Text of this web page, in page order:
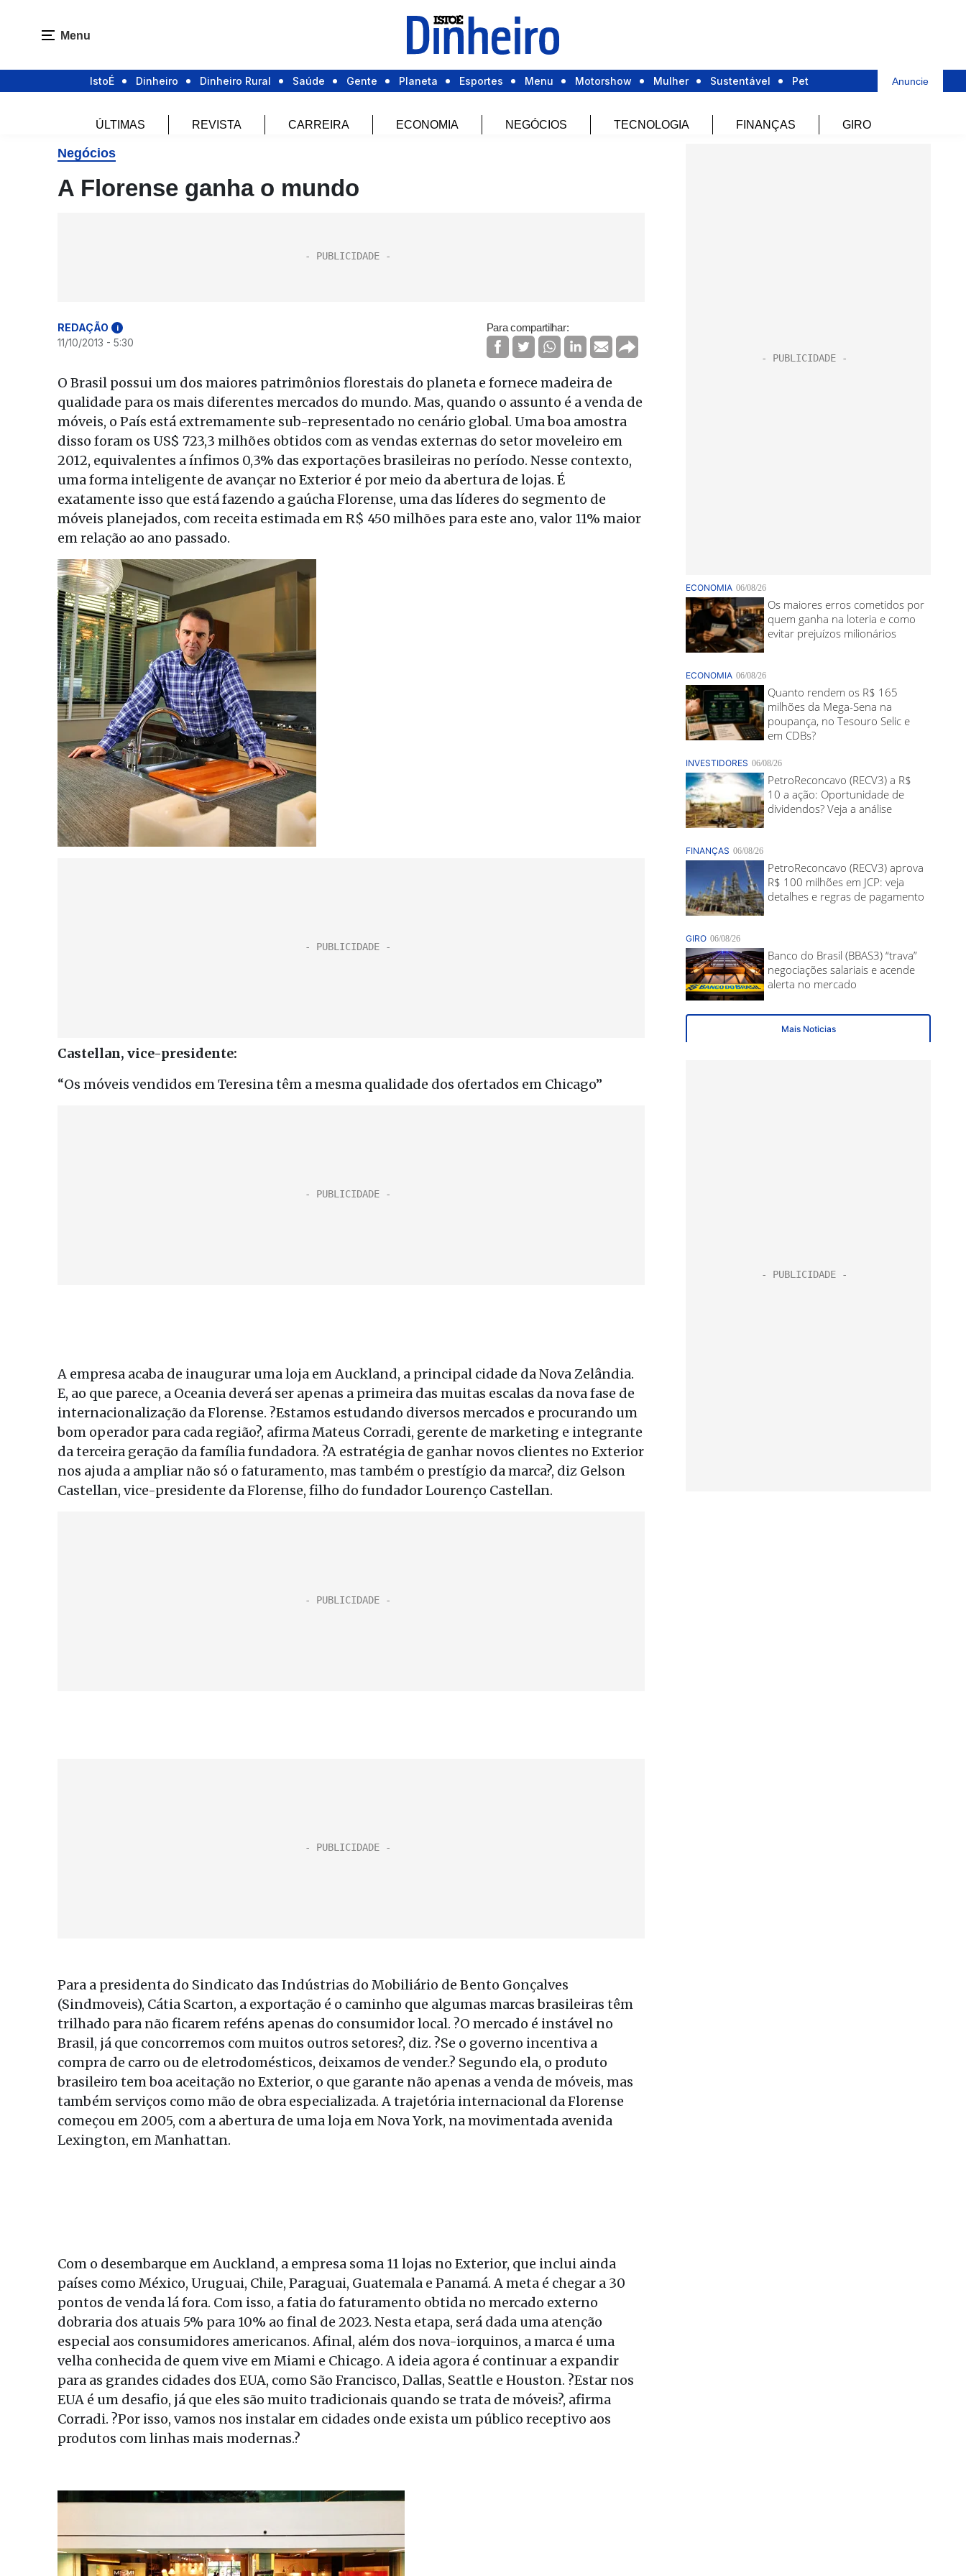
Menu
IstoÉ Dinheiro Dinheiro Rural Saúde Gente Planeta Esportes Menu Motorshow Mulher Sustentável Pet Anuncie
ÚLTIMAS REVISTA CARREIRA ECONOMIA NEGÓCIOS TECNOLOGIA FINANÇAS GIRO
Negócios
A Florense ganha o mundo
REDAÇÃO i
11/10/2013 - 5:30
Para compartilhar:
O Brasil possui um dos maiores patrimônios florestais do planeta e fornece madeira de
qualidade para os mais diferentes mercados do mundo. Mas, quando o assunto é a venda de
móveis, o País está extremamente sub-representado no cenário global. Uma boa amostra
disso foram os US$ 723,3 milhões obtidos com as vendas externas do setor moveleiro em
2012, equivalentes a ínfimos 0,3% das exportações brasileiras no período. Nesse contexto,
uma forma inteligente de avançar no Exterior é por meio da abertura de lojas. É
exatamente isso que está fazendo a gaúcha Florense, uma das líderes do segmento de
móveis planejados, com receita estimada em R$ 450 milhões para este ano, valor 11% maior
em relação ao ano passado.
Castellan, vice-presidente:
“Os móveis vendidos em Teresina têm a mesma qualidade dos ofertados em Chicago”
A empresa acaba de inaugurar uma loja em Auckland, a principal cidade da Nova Zelândia.
E, ao que parece, a Oceania deverá ser apenas a primeira das muitas escalas da nova fase de
internacionalização da Florense. ?Estamos estudando diversos mercados e procurando um
bom operador para cada região?, afirma Mateus Corradi, gerente de marketing e integrante
da terceira geração da família fundadora. ?A estratégia de ganhar novos clientes no Exterior
nos ajuda a ampliar não só o faturamento, mas também o prestígio da marca?, diz Gelson
Castellan, vice-presidente da Florense, filho do fundador Lourenço Castellan.
Para a presidenta do Sindicato das Indústrias do Mobiliário de Bento Gonçalves
(Sindmoveis), Cátia Scarton, a exportação é o caminho que algumas marcas brasileiras têm
trilhado para não ficarem reféns apenas do consumidor local. ?O mercado é instável no
Brasil, já que concorremos com muitos outros setores?, diz. ?Se o governo incentiva a
compra de carro ou de eletrodomésticos, deixamos de vender.? Segundo ela, o produto
brasileiro tem boa aceitação no Exterior, o que garante não apenas a venda de móveis, mas
também serviços como mão de obra especializada. A trajetória internacional da Florense
começou em 2005, com a abertura de uma loja em Nova York, na movimentada avenida
Lexington, em Manhattan.
Com o desembarque em Auckland, a empresa soma 11 lojas no Exterior, que inclui ainda
países como México, Uruguai, Chile, Paraguai, Guatemala e Panamá. A meta é chegar a 30
pontos de venda lá fora. Com isso, a fatia do faturamento obtida no mercado externo
dobraria dos atuais 5% para 10% ao final de 2023. Nesta etapa, será dada uma atenção
especial aos consumidores americanos. Afinal, além dos nova-iorquinos, a marca é uma
velha conhecida de quem vive em Miami e Chicago. A ideia agora é continuar a expandir
para as grandes cidades dos EUA, como São Francisco, Dallas, Seattle e Houston. ?Estar nos
EUA é um desafio, já que eles são muito tradicionais quando se trata de móveis?, afirma
Corradi. ?Por isso, vamos nos instalar em cidades onde exista um público receptivo aos
produtos com linhas mais modernas.?